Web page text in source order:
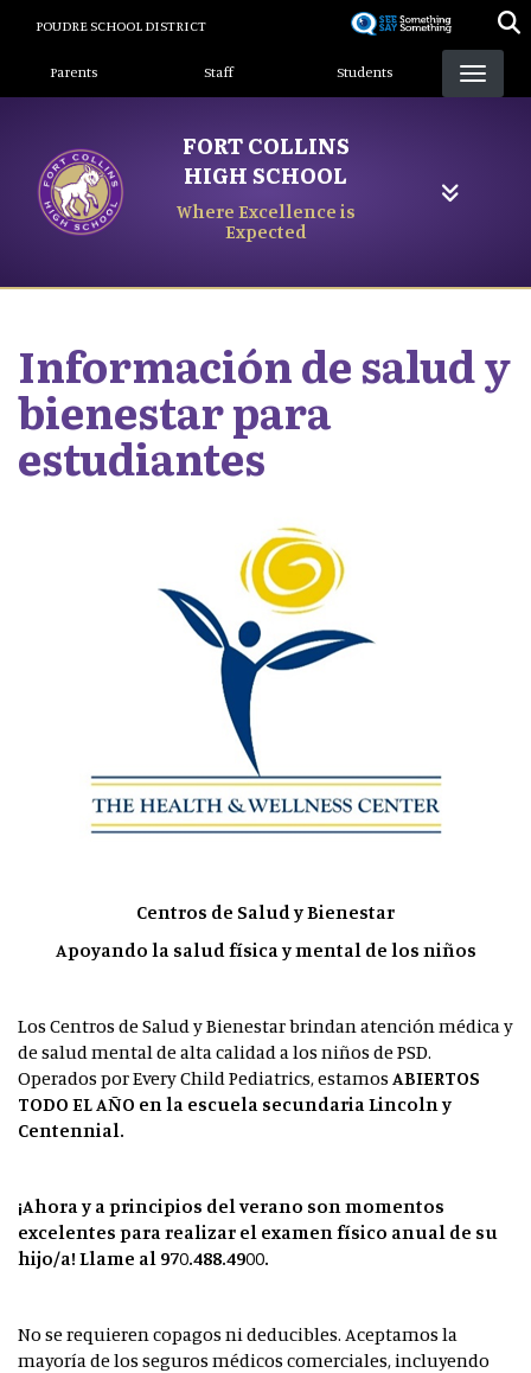
content
POUDRE SCHOOL DISTRICT
Landing Page Menu
Parents Staff Students
FORT COLLINS
HIGH SCHOOL
Where Excellence is
Expected
Información de salud y
bienestar para
estudiantes
Centros de Salud y Bienestar
Apoyando la salud física y mental de los niños
Los Centros de Salud y Bienestar brindan atención médica y
de salud mental de alta calidad a los niños de PSD.
Operados por Every Child Pediatrics, estamosABIERTOS
TODO EL AÑO en la escuela secundaria Lincoln y
Centennial.
¡Ahora y a principios del verano son momentos
excelentes para realizar el examen físico anual de su
hijo/a! Llame al 970.488.4900.
No se requieren copagos ni deducibles. Aceptamos la
mayoría de los seguros médicos comerciales, incluyendo